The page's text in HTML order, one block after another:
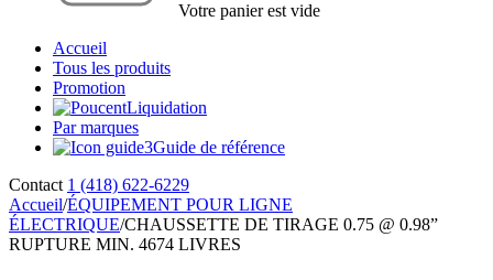
Votre panier est vide
Accueil
Tous les produits
Promotion
Liquidation
Par marques
Guide de référence
Contact 1 (418) 622-6229
Accueil/ÉQUIPEMENT POUR LIGNE
ÉLECTRIQUE/CHAUSSETTE DE TIRAGE 0.75 @ 0.98”
RUPTURE MIN. 4674 LIVRES